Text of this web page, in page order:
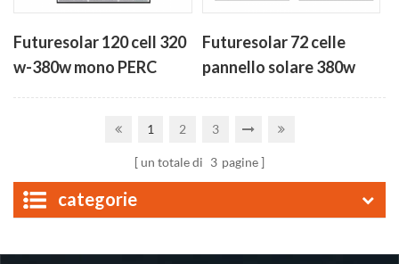
Futuresolar 120 cell 320
w-380w mono PERC
Futuresolar 72 celle
pannello solare 380w
1 2 3
un totale di 3 pagine
categorie